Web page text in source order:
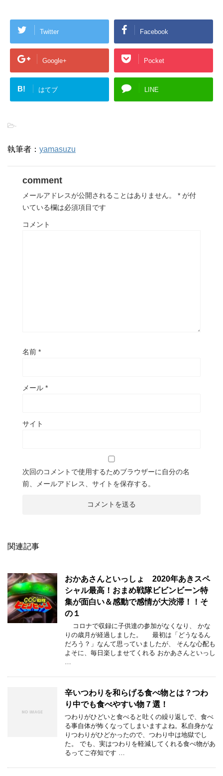
Twitter Facebook
Google+ Pocket
B! はてブ LINE
-
執筆者： yamasuzu
comment
メールアドレスが公開されることはありません。 * が付
いている欄は必須項目です
コメント
名前 *
メール *
サイト
次回のコメントで使用するためブラウザーに自分の名
前、メールアドレス、サイトを保存する。
関連記事
おかあさんといっしょ 2020年あきスペ
シャル最高！おまめ戦隊ビビンビーン特
集が面白い＆感動で感情が大渋滞！！そ
の１
コロナで収録に子供達の参加がなくなり、 かな
りの歳月が経過しました。 最初は「どうなるん
だろう？」なんて思っていましたが、 そんな心配も
よそに、毎日楽しませてくれる おかあさんといっし
…
辛いつわりを和らげる食べ物とは？つわ
り中でも食べやすい物７選！
つわりがひどいと食べると吐くの繰り返しで、食べ
る事自体が怖くなってしまいますよね。私自身かな
りつわりがひどかったので、つわり中は地獄でし
た。 でも、実はつわりを軽減してくれる食べ物があ
るってご存知です …